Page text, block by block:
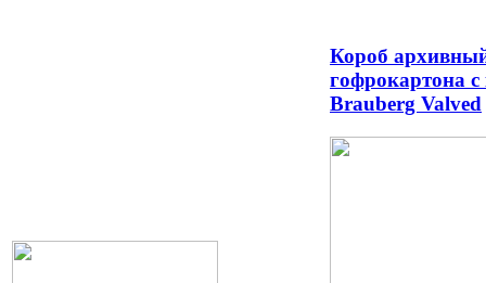
Короб
гофрокартона
Brauberg Valved